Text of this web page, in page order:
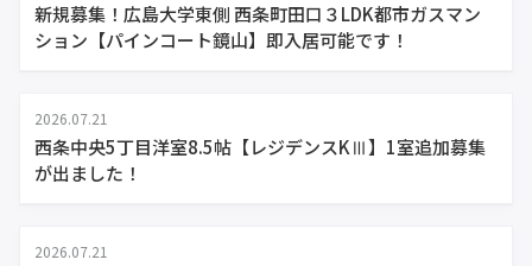
新規募集！広島大学東側 西条町田口３LDK都市ガスマン
ション【パインコート鏡山】即入居可能です！
2026.07.21
西条中央5丁目洋室8.5帖【レジデンスKⅢ】1室追加募集
が出ました！
2026.07.21